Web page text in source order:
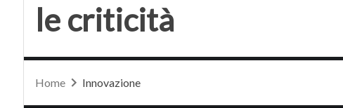
le criticità
Home Innovazione